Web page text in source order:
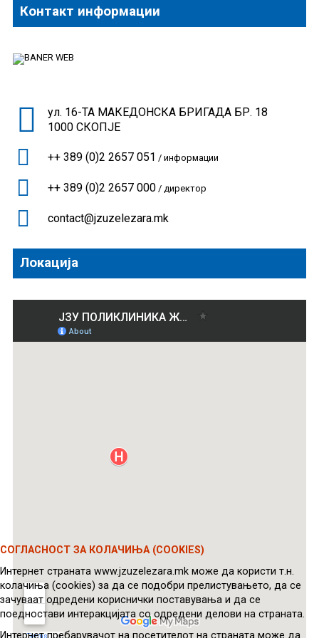
Контакт информации
ул. 16-ТА МАКЕДОНСКА БРИГАДА БР. 18
1000 СКОПЈЕ
++ 389 (0)2 2657 051 / информации
++ 389 (0)2 2657 000/ директор
contact@jzuzelezara.mk
Локација
СОГЛАСНОСТ ЗА КОЛАЧИЊА (COOKIES)
Интернет страната www.jzuzelezara.mk може да користи т.н.
колачиња (cookies) за да се подобри прелистувањето, да се
зачуваат одредени кориснички поставувања и да се
поедностави интеракцијата со одредени делови на страната.
Интернет пребарувачот на посетителот на страната може да